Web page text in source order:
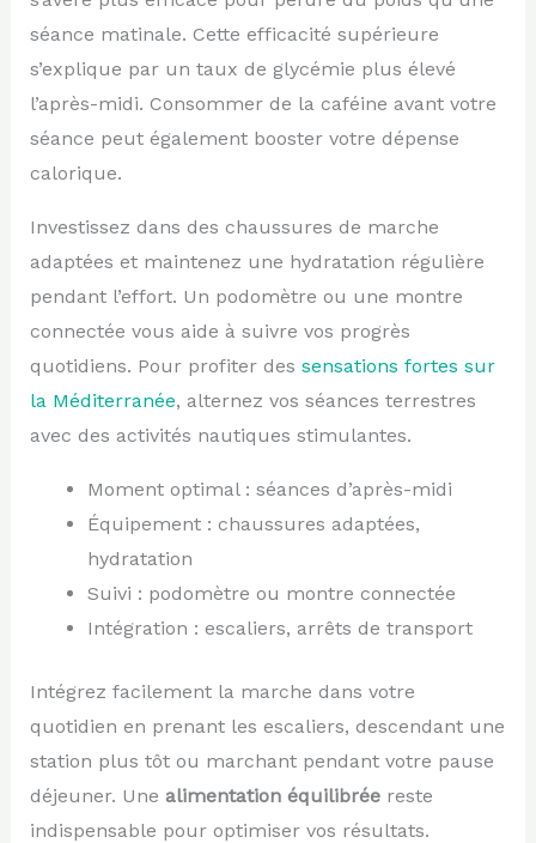
séance matinale. Cette efficacité supérieure
s’explique par un taux de glycémie plus élevé
l’après-midi. Consommer de la caféine avant votre
séance peut également booster votre dépense
calorique.
Investissez dans des chaussures de marche
adaptées et maintenez une hydratation régulière
pendant l’effort. Un podomètre ou une montre
connectée vous aide à suivre vos progrès
quotidiens. Pour profiter des sensations fortes sur
la Méditerranée, alternez vos séances terrestres
avec des activités nautiques stimulantes.
Moment optimal : séances d’après-midi
Équipement : chaussures adaptées,
hydratation
Suivi : podomètre ou montre connectée
Intégration : escaliers, arrêts de transport
Intégrez facilement la marche dans votre
quotidien en prenant les escaliers, descendant une
station plus tôt ou marchant pendant votre pause
déjeuner. Une alimentation équilibréereste
indispensable pour optimiser vos résultats.